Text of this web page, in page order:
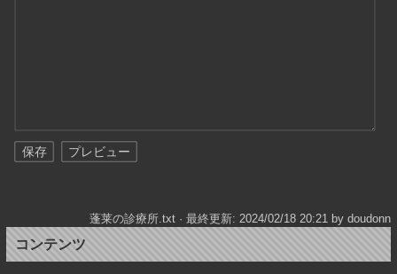
蓬莱の診療所.txt· 最終更新: 2024/02/18 20:21 by doudonn
コンテンツ